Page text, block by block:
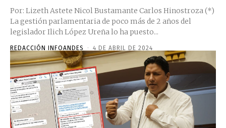
Por: Lizeth Astete Nicol Bustamante Carlos Hinostroza (*)
La gestión parlamentaria de poco más de 2 años del
legislador Ilich López Ureña lo ha puesto...
REDACCIÓN INFOANDES - 4 DE ABRIL DE 2024